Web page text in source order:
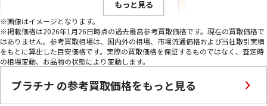
もっと見る
※画像はイメージとなります。
※掲載価格は2026年1月26日時点の過去最高参考買取価格です。現在の買取価格で
はありません。参考買取相場は、国内外の相場、市場流通価格および当社取引実績
をもとに算出した目安価格です。実際の買取価格を保証するものではなく、査定時
の相場変動、お品物の状態により変動します。
プラチナ の参考買取価格をもっと見る